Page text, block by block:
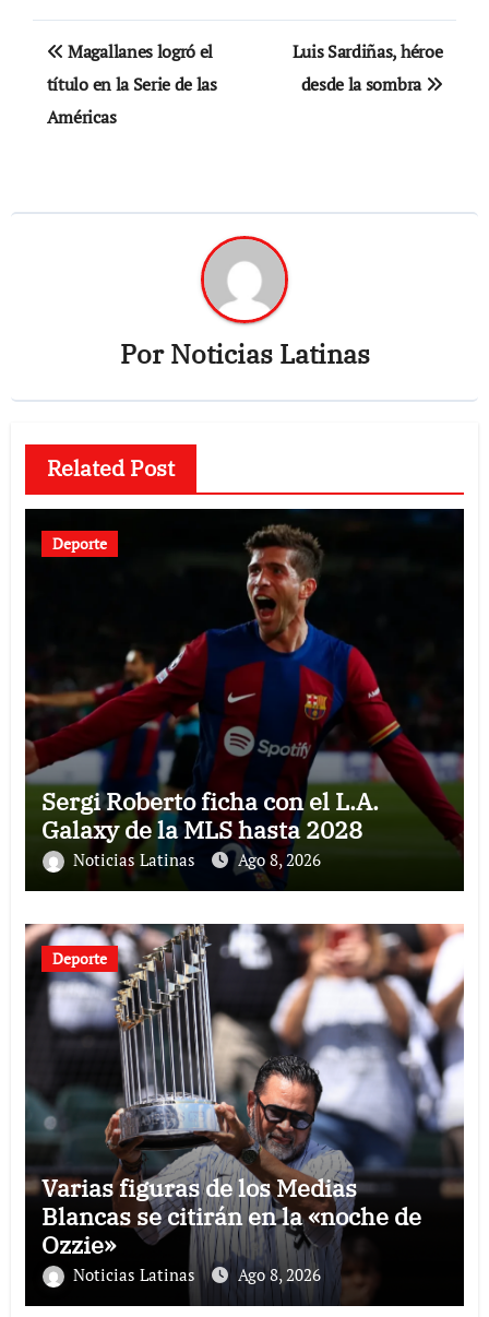
Navegación
de
entradas
Magallanes logró el
título en la Serie de las
Américas
Luis Sardiñas, héroe
desde la sombra
PorNoticias Latinas
Related Post
Deporte
Sergi Roberto ficha con el L.A.
Galaxy de la MLS hasta 2028
Noticias Latinas Ago 8, 2026
Deporte
Varias figuras de los Medias
Blancas se citirán en la «noche de
Ozzie»
Noticias Latinas Ago 8, 2026